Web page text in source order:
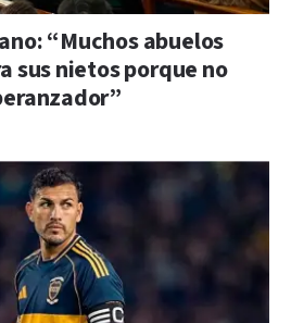
“Muchos abuelos
sus nietos porque no